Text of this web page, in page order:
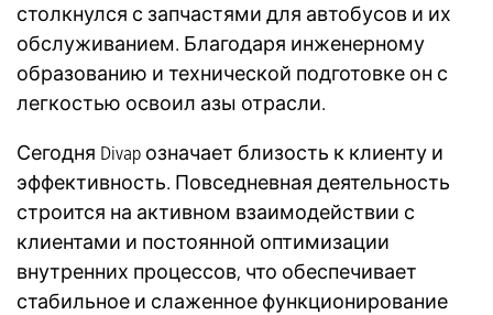
столкнулся с запчастями для автобусов и их
обслуживанием. Благодаря инженерному
образованию и технической подготовке он с
легкостью освоил азы отрасли.
Сегодня Divap означает близость к клиенту и
эффективность. Повседневная деятельность
строится на активном взаимодействии с
клиентами и постоянной оптимизации
внутренних процессов, что обеспечивает
стабильное и слаженное функционирование